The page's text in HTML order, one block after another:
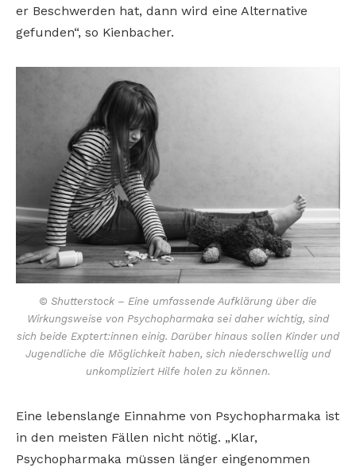
er Beschwerden hat, dann wird eine Alternative
gefunden“, so Kienbacher.
© Shutterstock – Eine umfassende Aufklärung über die
Wirkungsweise von Psychopharmaka sei daher wichtig, sind
sich beide Exptert:innen einig. Darüber hinaus sollen Kinder und
Jugendliche die Möglichkeit haben, sich niederschwellig und
unkompliziert Hilfe holen zu können.
Eine lebenslange Einnahme von Psychopharmaka ist
in den meisten Fällen nicht nötig. „Klar,
Psychopharmaka müssen länger eingenommen